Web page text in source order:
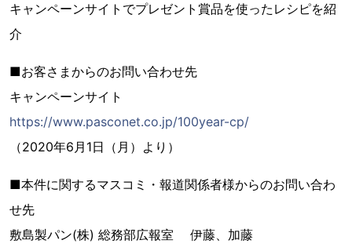
キャンペーンサイトでプレゼント賞品を使ったレシピを紹
介
■お客さまからのお問い合わせ先
キャンペーンサイト
https://www.pasconet.co.jp/100year-cp/
（2020年6月1日（月）より）
■本件に関するマスコミ・報道関係者様からのお問い合わ
せ先
敷島製パン(株) 総務部広報室 伊藤、加藤